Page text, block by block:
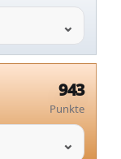
943
Punkte